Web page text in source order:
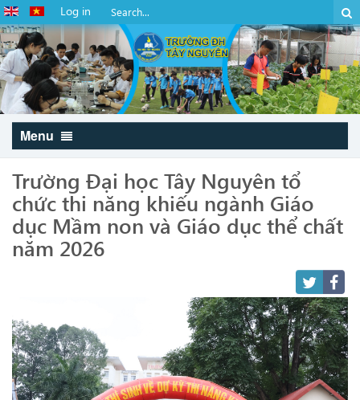
Log in
Menu
Trường Đại học Tây Nguyên tổ
chức thi năng khiếu ngành Giáo
dục Mầm non và Giáo dục thể chất
năm 2026